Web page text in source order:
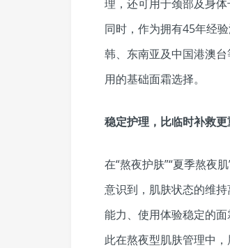
理，还可用于颈部及身
同时，作为拥有45年经
韩、东南亚及中国港澳
用的基础面霜选择。
稳定护理，比临时补救
在“熬夜护肤”“夏季熬夜
意识到，肌肤状态的维
能力、使用体验稳定的
此在熬夜型肌肤管理中，